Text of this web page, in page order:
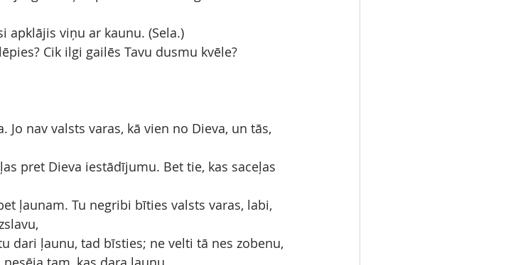
apklājis viņu ar kaunu. (Sela.)
Cik ilgi gailēs Tavu dusmu kvēle?
nav valsts varas, kā vien no Dieva, un tās,
pret Dieva iestādījumu. Bet tie, kas saceļas
ļaunam. Tu negribi bīties valsts varas, labi,
dari ļaunu, tad bīsties; ne velti tā nes zobenu,